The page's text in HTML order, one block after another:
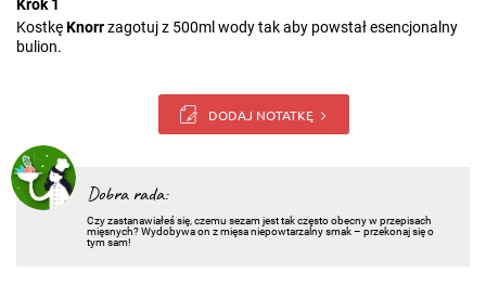
Krok 1
KostkęKnorrzagotuj z 500ml wody tak aby powstał esencjonalny
bulion.
DODAJ NOTATKĘ
Dobra rada:
Czy zastanawiałeś się, czemu sezam jest tak często obecny w przepisach
mięsnych? Wydobywa on z mięsa niepowtarzalny smak – przekonaj się o
tym sam!